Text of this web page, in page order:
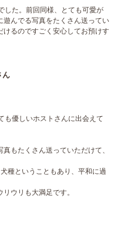
した。前回同様、とても可愛が
遊んでる写真をたくさん送ってい
るのですごく安心してお預けす
ん
も優しいホストさんに出会えて
もたくさん送っていただけて、
種ということもあり、平和に過
ウリも大満足です。